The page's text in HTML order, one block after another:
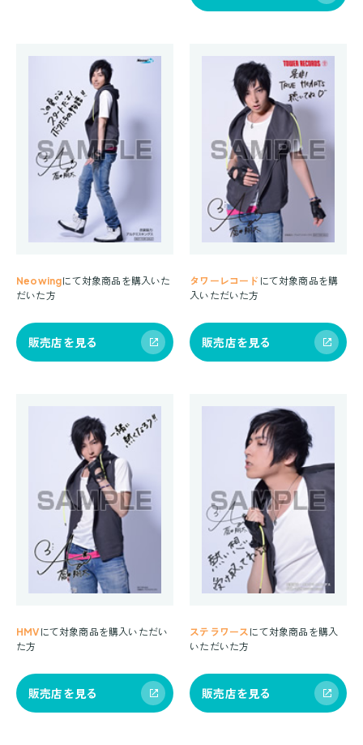
Neowingにて対象商品を購入いた
だいた方
販売店を見る
タワーレコード にて対象商品を購
入いただいた方
販売店を見る
HMV にて対象商品を購入いただい
た方
販売店を見る
ステラワース にて対象商品を購入
いただいた方
販売店を見る